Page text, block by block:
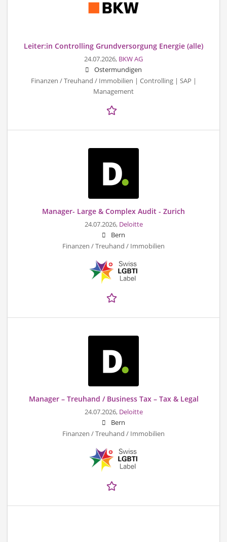
Leiter:in Controlling Grundversorgung Energie (alle)
24.07.2026, BKW AG
Ostermundigen
Finanzen / Treuhand / Immobilien | Controlling | SAP |
Management
Manager- Large & Complex Audit - Zurich
24.07.2026, Deloitte
Bern
Finanzen / Treuhand / Immobilien
Manager – Treuhand / Business Tax – Tax & Legal
24.07.2026, Deloitte
Bern
Finanzen / Treuhand / Immobilien